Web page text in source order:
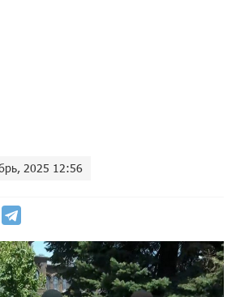
2025 12:56